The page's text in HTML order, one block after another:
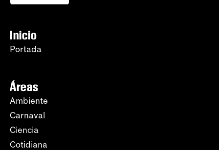
Inicio
Portada
Áreas
Ambiente
Carnaval
Ciencia
Cotidiana